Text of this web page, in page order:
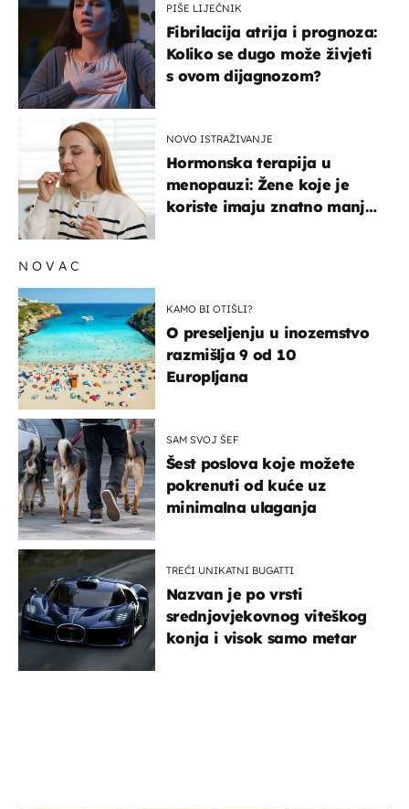
PIŠE LIJEČNIK
Fibrilacija atrija i prognoza:
Koliko se dugo može živjeti
s ovom dijagnozom?
NOVO ISTRAŽIVANJE
Hormonska terapija u
menopauzi: Žene koje je
koriste imaju znatno manji
NOVAC
KAMO BI OTIŠLI?
O preseljenju u inozemstvo
razmišlja 9 od 10
Europljana
SAM SVOJ ŠEF
Šest poslova koje možete
pokrenuti od kuće uz
minimalna ulaganja
TREĆI UNIKATNI BUGATTI
Nazvan je po vrsti
srednjovjekovnog viteškog
konja i visok samo metar